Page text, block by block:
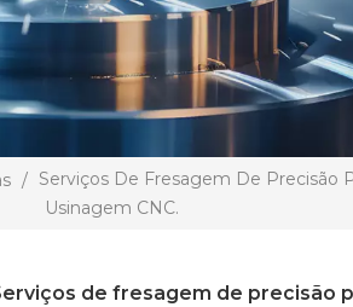
/ Serviços De Fresagem De Precisão
Usinagem CNC.
de fresagem de precisão